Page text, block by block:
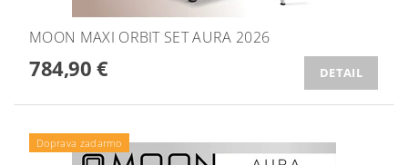
MOON MAXI ORBIT SET AURA 2026
784,90 € DETAIL
Doprava zadarmo